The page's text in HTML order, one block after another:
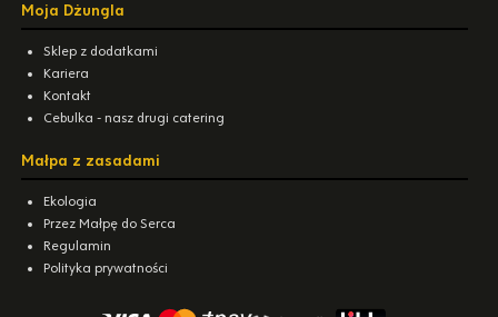
Moja Dżungla
Sklep z dodatkami
Kariera
Kontakt
Cebulka - nasz drugi catering
Małpa z zasadami
Ekologia
Przez Małpę do Serca
Regulamin
Polityka prywatności